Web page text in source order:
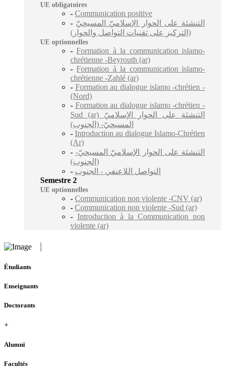
UE obligatoires
- Communication positive
- التنشئة على الحوار الإسلاميّ المسيحيّ
(التركيز على تقنيات التواصل والحوار)
UE optionnelles
-Formation à la communication islamo-
chrétienne -Beyrouth (ar)
-Formation à la communication islamo-
chrétienne -Zahlé (ar)
- Formation au dialogue islamo -chrétien -
(Nord)
- Formation au dialogue islamo -chrétien -
Sud (ar) التنشئة على الحوار الإسلاميّ
المسيحيّ- (الجنوب)
- Introduction au dialogue Islamo-Chrétien
(Ar)
-التنشئة على الحوار الإسلاميّ المسيحيّ-
(الجنوب)
- التواصل اللاعنفي - الجنوب
Semestre 2
UE optionnelles
- Communication non violente -CNV (ar)
- Communication non violente -Sud (ar)
- Introduction à la Communication non
violente (ar)
Étudiants
Enseignants
Doctorants
+
Alumni
Facultés